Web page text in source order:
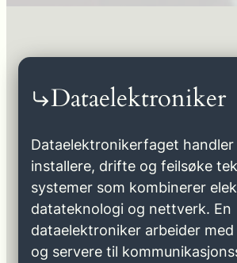
Dataelektroniker
Dataelektronikerfaget handler
installere, drifte og feilsøke
systemer som kombinerer
datateknologi og nettverk. En
dataelektroniker arbeider
og servere til